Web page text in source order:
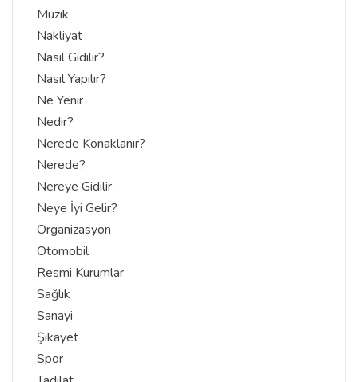
Müzik
Nakliyat
Nasıl Gidilir?
Nasıl Yapılır?
Ne Yenir
Nedir?
Nerede Konaklanır?
Nerede?
Nereye Gidilir
Neye İyi Gelir?
Organizasyon
Otomobil
Resmi Kurumlar
Sağlık
Sanayi
Şikayet
Spor